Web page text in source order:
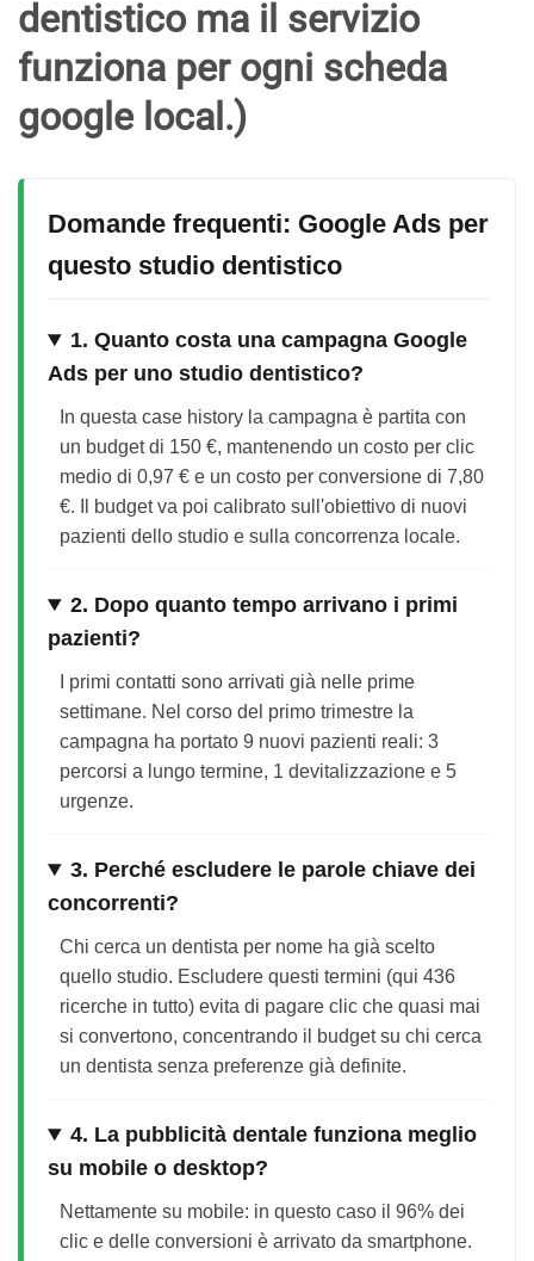
dentistico ma il servizio
funziona per ogni scheda
google local.)
Domande frequenti: Google Ads per
questo studio dentistico
1. Quanto costa una campagna Google
Ads per uno studio dentistico?
In questa case history la campagna è partita con
un budget di 150 €, mantenendo un costo per clic
medio di 0,97 € e un costo per conversione di 7,80
€. Il budget va poi calibrato sull'obiettivo di nuovi
pazienti dello studio e sulla concorrenza locale.
2. Dopo quanto tempo arrivano i primi
pazienti?
I primi contatti sono arrivati già nelle prime
settimane. Nel corso del primo trimestre la
campagna ha portato 9 nuovi pazienti reali: 3
percorsi a lungo termine, 1 devitalizzazione e 5
urgenze.
3. Perché escludere le parole chiave dei
concorrenti?
Chi cerca un dentista per nome ha già scelto
quello studio. Escludere questi termini (qui 436
ricerche in tutto) evita di pagare clic che quasi mai
si convertono, concentrando il budget su chi cerca
un dentista senza preferenze già definite.
4. La pubblicità dentale funziona meglio
su mobile o desktop?
Nettamente su mobile: in questo caso il 96% dei
clic e delle conversioni è arrivato da smartphone.